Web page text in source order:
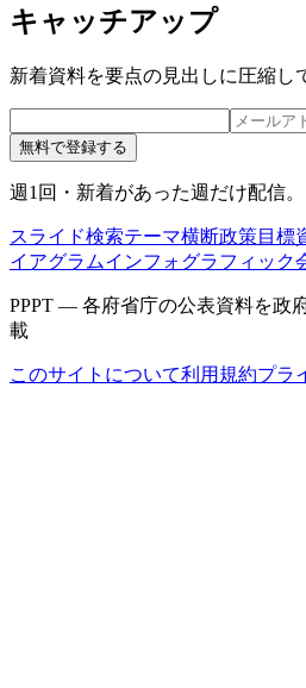
キャッチアップ
新着資料を要点の見出しに圧縮し
無料で登録する
週1回・新着があった週だけ配信
スライド検索テーマ横断政策目標
イアグラムインフォグラフィック
PPPT — 各府省庁の公表資料を政
載
このサイトについて利用規約プラ